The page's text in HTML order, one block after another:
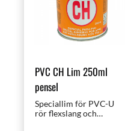
PVC CH Lim 250ml
pensel
Speciallim för PVC-U
rör flexslang och